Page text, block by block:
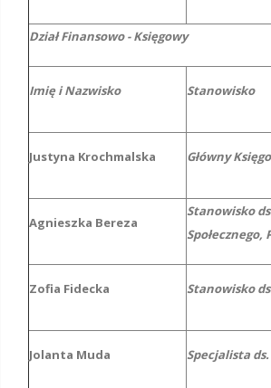
Dział Finansowo - Księgowy
Imię i Nazwisko Stanowisko
Justyna Krochmalska Główny
Agnieszka Bereza
Stanowisko
Społecznego,
Zofia Fidecka Stanowisko
Jolanta Muda Specjalista